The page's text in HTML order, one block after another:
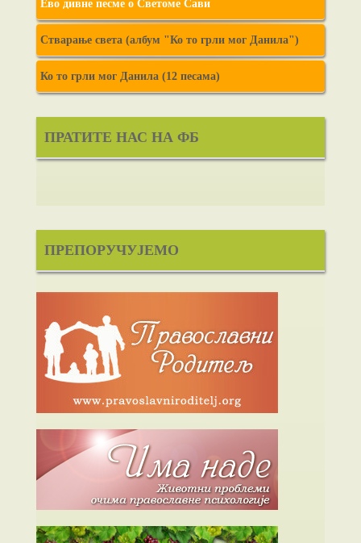
Ево дивне песме о Светоме Сави
Стварање света (албум "Ко то грли мог Данила")
Ко то грли мог Данила (12 песама)
ПРАТИТЕ НАС НА ФБ
ПРЕПОРУЧУЈЕМО